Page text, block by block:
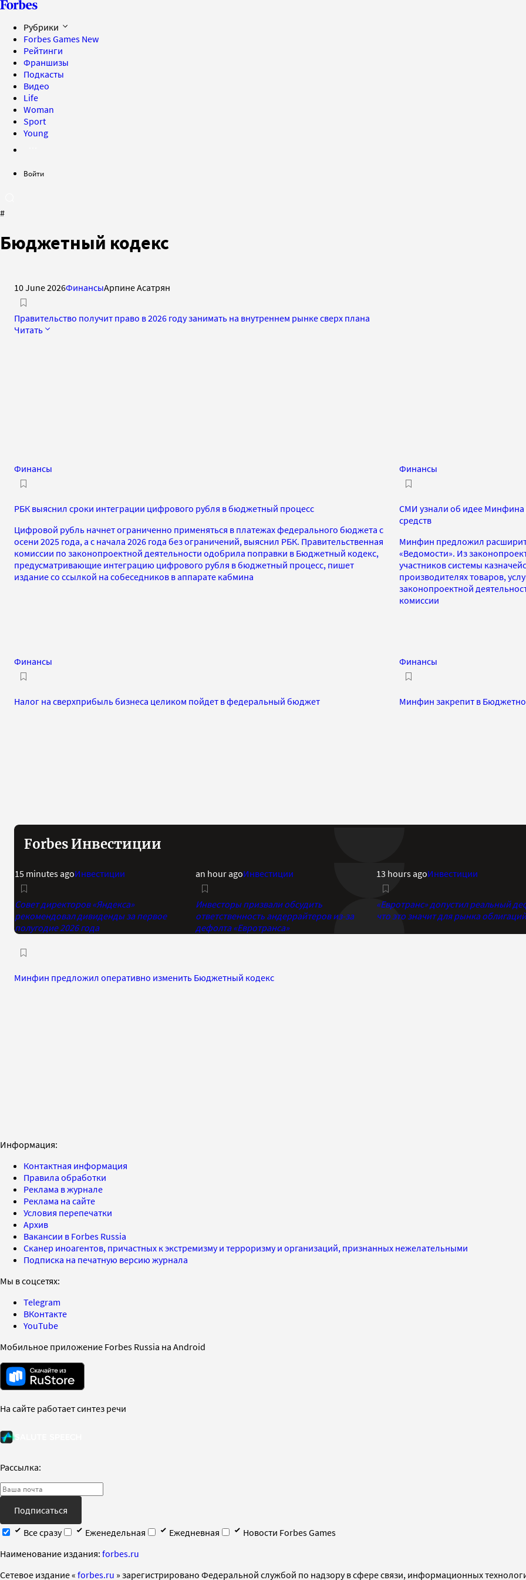
Рубрики
Forbes Games New
Рейтинги
Франшизы
Подкасты
Видео
Life
Woman
Sport
Young
Войти
#
Бюджетный кодекс
10 June 2026ФинансыАрпине Асатрян
Правительство получит право в 2026 году занимать на внутреннем рынке сверх плана
Читать
Финансы
РБК выяснил сроки интеграции цифрового рубля в бюджетный процесс
Цифровой рубль начнет ограниченно применяться в платежах федерального бюджета с
осени 2025 года, а с начала 2026 года без ограничений, выяснил РБК. Правительственная
комиссии по законопроектной деятельности одобрила поправки в Бюджетный кодекс,
предусматривающие интеграцию цифрового рубля в бюджетный процесс, пишет
издание со ссылкой на собеседников в аппарате кабмина
Финансы
СМИ узнали об идее Минфина
средств
Минфин предложил
«Ведомости». Из
участников системы
производителях товаров,
законопроектной
комиссии
Финансы
Налог на сверхприбыль бизнеса целиком пойдет в федеральный бюджет
Финансы
Минфин закрепит в
Forbes Инвестиции
15 minutes agoИнвестиции
Совет директоров «Яндекса»
рекомендовал дивиденды за первое
полугодие 2026 года
an hour agoИнвестиции
Инвесторы призвали обсудить
ответственность андеррайтеров из-за
дефолта «Евротранса»
13 hours agoИнвестиции
«Евротранс» допустил реальный
что это значит для рынка облигаций
Минфин предложил оперативно изменить Бюджетный кодекс
Информация:
Контактная информация
Правила обработки
Реклама в журнале
Реклама на сайте
Условия перепечатки
Архив
Вакансии в Forbes Russia
Сканер иноагентов, причастных к экстремизму и терроризму и организаций, признанных нежелательными
Подписка на печатную версию журнала
Мы в соцсетях:
Telegram
ВКонтакте
YouTube
Мобильное приложение Forbes Russia на Android
На сайте работает синтез речи
Рассылка:
Подписаться
Все сразу
Еженедельная Ежедневная
Новости Forbes Games
Наименование издания: forbes.ru
Cетевое издание « forbes.ru » зарегистрировано Федеральной службой по надзору в сфере связи, информационных